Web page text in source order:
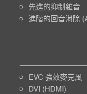
先進的抑制雜音
進階的回音消除
EVC 強效麥克風
DVI (HDMI)